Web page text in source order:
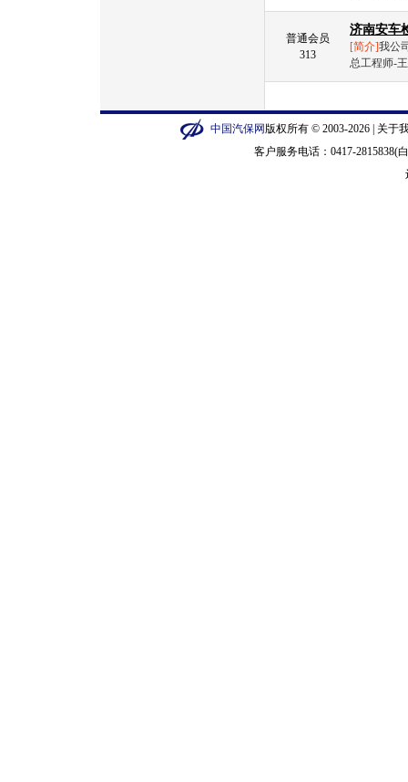
普通会员
313
济南安车
[简介]我公
总工程师-
中国汽保网版权所有 © 2003-2026 | 关于
客户服务电话：0417-